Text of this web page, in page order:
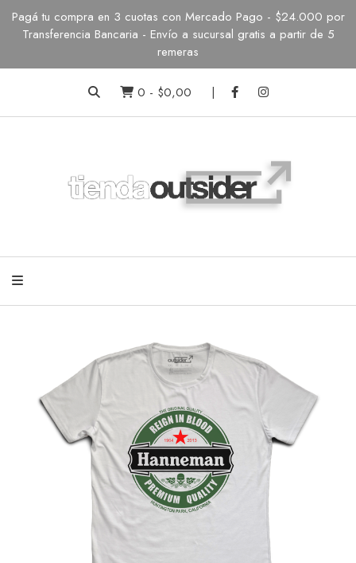
Pagá tu compra en 3 cuotas con Mercado Pago - $24.000 por
Transferencia Bancaria - Envío a sucursal gratis a partir de 5
remeras
0 - $0,00